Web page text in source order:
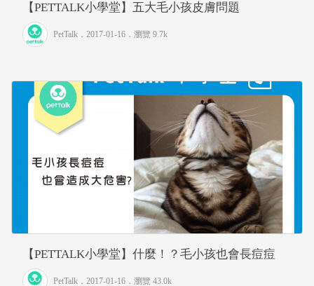
【PETTALK小學堂】五大毛小孩皮膚問題
PetTalk ．2017-01-16． 瀏覽 9.7k
【PETTALK小學堂】什麼！？毛小孩也會長痘痘
PetTalk ．2017-01-16． 瀏覽 43.0k